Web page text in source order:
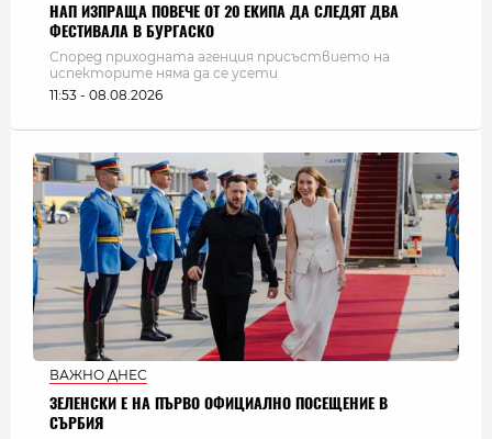
НАП ИЗПРАЩА ПОВЕЧЕ ОТ 20 ЕКИПА ДА СЛЕДЯТ ДВА
ФЕСТИВАЛА В БУРГАСКО
Според приходната агенция присъствието на
испекторите няма да се усети
11:53 - 08.08.2026
ВАЖНО ДНЕС
ЗЕЛЕНСКИ Е НА ПЪРВО ОФИЦИАЛНО ПОСЕЩЕНИЕ В
СЪРБИЯ